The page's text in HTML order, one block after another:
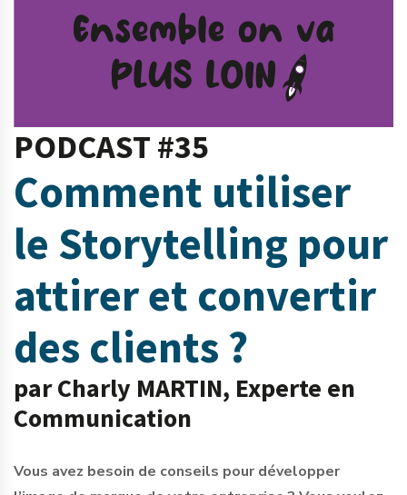
PODCAST #35
Comment utiliser
le Storytelling pour
attirer et convertir
des clients ?
par Charly MARTIN, Experte en
Communication
Vous avez besoin de conseils pour développer